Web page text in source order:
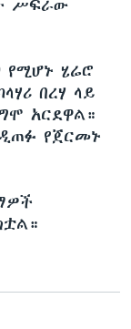
ሥፍራው
የሚሆኑ ሄሬሮ
በረሃ ላይ
አርደዋል።
የጀርመኑ